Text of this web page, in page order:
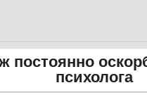
постоянно
психолога